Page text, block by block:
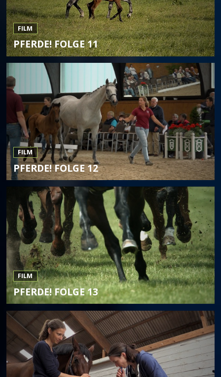
FILM
PFERDE! FOLGE 11
FILM
PFERDE! FOLGE 12
FILM
PFERDE! FOLGE 13